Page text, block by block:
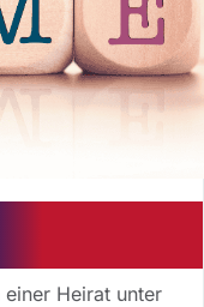
Heirat unter